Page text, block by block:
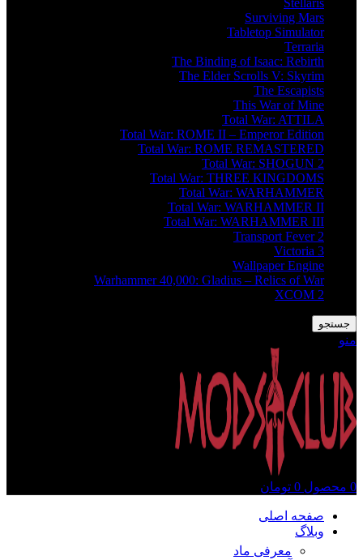
Stellaris
Surviving Mars
Tabletop Simulator
Terraria
The Binding of Isaac: Rebirth
The Elder Scrolls V: Skyrim
The Escapists
This War of Mine
Total War: ATTILA
Total War: ROME II – Emperor Edition
Total War: ROME REMASTERED
Total War: SHOGUN 2
Total War: THREE KINGDOMS
Total War: WARHAMMER
Total War: WARHAMMER II
Total War: WARHAMMER III
Transport Fever 2
Victoria 3
Wallpaper Engine
Warhammer 40,000: Gladius – Relics of War
XCOM 2
جستجو
منو
0 محصول 0 تومان
صفحه اصلی
وبلاگ
معرفی ماد